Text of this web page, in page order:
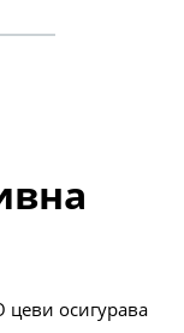
осигурава